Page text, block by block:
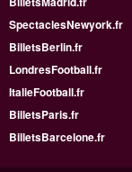
SpectaclesNewyork.fr
BilletsBerlin.fr
LondresFootball.fr
ItalieFootball.fr
BilletsParis.fr
BilletsBarcelone.fr